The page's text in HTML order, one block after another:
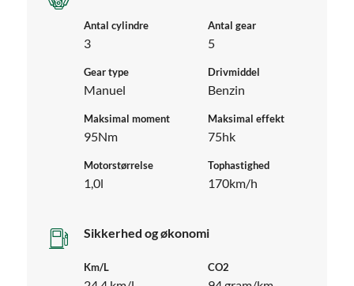
Antal cylindre
3
Antal gear
5
Gear type
Manuel
Drivmiddel
Benzin
Maksimal moment
95Nm
Maksimal effekt
75hk
Motorstørrelse
1,0l
Tophastighed
170km/h
Sikkerhed og økonomi
Km/L CO2